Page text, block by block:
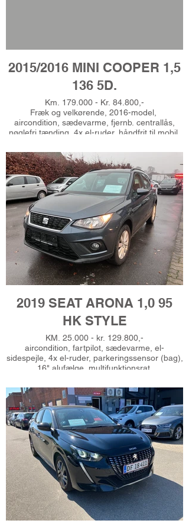
2015/2016 MINI COOPER 1,5
136 5D.
Km. 179.000 - Kr. 84.800,-
Fræk og velkørende, 2016-model,
aircondition, sædevarme, fjernb. centrallås,
nøglefri tænding, 4x el-ruder, håndfrit til mobil,
førersæde, læderrat, splitbagsæde, 16"
alufælge, helårshjul, el-sidespejle, mørktonede
ruder i bag, dæktryksmåler, isofix, esp,
antispin, 6 airbags, Union Jack på tag, Gerne
finansiering, Ring for prøvekørsel - Tlf.
51625485
2019 SEAT ARONA 1,0 95
HK STYLE
KM. 25.000 - kr. 129.800,-
aircondition, fartpilot, sædevarme, el-
sidespejle, 4x el-ruder, parkeringssensor (bag),
16" alufælge, multifunktionsrat,
splitbagsæde, tagræling, 6 airbags, esp, isofix,
automatisk start/stop, automatisk lys, android
auto, håndfrit til mobil, musikstreaming via
bluetooth, sd kortlæser, aux tilslutning, usb-a
tilslutning, udv. temp. måler, fjernb. centrallås,
tågelygter, ikke ryger, 1 ejer, leveres nysynet,
Ring for prøvetur - tlf. 51625485